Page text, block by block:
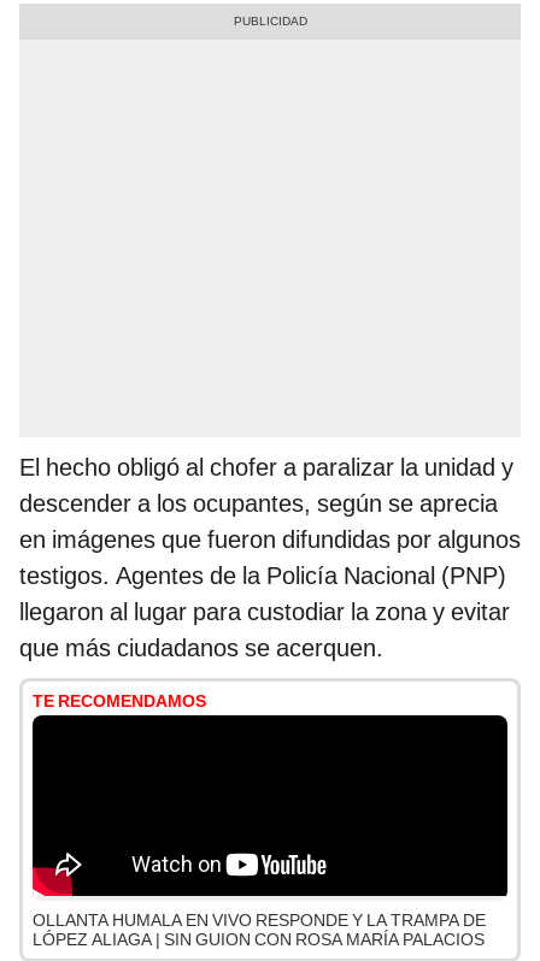
El hecho obligó al chofer a paralizar la unidad y
descender a los ocupantes, según se aprecia
en imágenes que fueron difundidas por algunos
testigos. Agentes de la Policía Nacional (PNP)
llegaron al lugar para custodiar la zona y evitar
que más ciudadanos se acerquen.
TE RECOMENDAMOS
OLLANTA HUMALA EN VIVO RESPONDE Y LA TRAMPA DE
LÓPEZ ALIAGA | SIN GUION CON ROSA MARÍA PALACIOS